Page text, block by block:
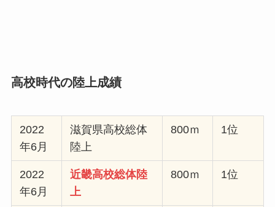
高校時代の陸上成績
2022
年6月
滋賀県高校総体
陸上
800ｍ 1位
2022
年6月
近畿高校総体陸
上
800ｍ 1位